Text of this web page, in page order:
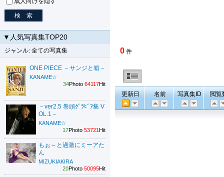
▼人気写真集TOP20
ジャンル: 全ての写真集
ONE PIECE －サンジと箱－
KANAME☆
34Photo 64117Hit
－ver2.5 巻頭ｸﾞﾗﾋﾞｱ集 V
OL.1－
KANAME☆
17Photo 53721Hit
もぉ～と過激にミーアた
ん
MIZUKIAKIRA
20Photo 50095Hit
0 件
更新日 名前 写真集ID 閲覧